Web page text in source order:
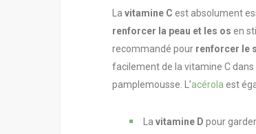
La vitamine C est absolument
renforcer la peau et les os en
recommandé pour renforcer le
facilement de la vitamine C
pamplemousse. L’acérola est
La vitamine D pour